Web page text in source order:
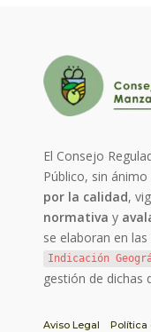
El Consejo
Público, sin
por la calidad,
normativa y
se elaboran en
Indicación
gestión de dichas
Aviso Legal Política